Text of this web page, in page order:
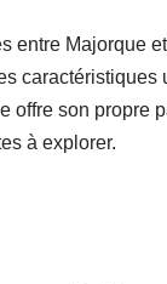
entre Majorque
offre son propre
à explorer.